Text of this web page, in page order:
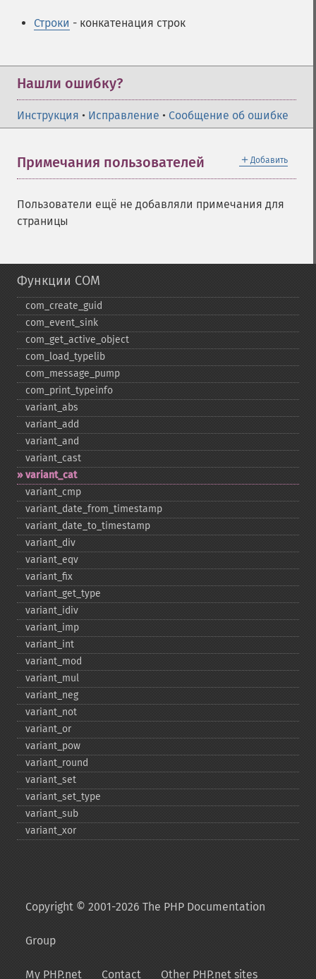
Строки - конкатенация строк
Нашли ошибку?
Инструкция • Исправление • Сообщение об ошибке
＋ Добавить
Примечания пользователей
Пользователи ещё не добавляли примечания для
страницы
Функции COM
com_​create_​guid
com_​event_​sink
com_​get_​active_​object
com_​load_​typelib
com_​message_​pump
com_​print_​typeinfo
variant_​abs
variant_​add
variant_​and
variant_​cast
variant_​cat
variant_​cmp
variant_​date_​from_​timestamp
variant_​date_​to_​timestamp
variant_​div
variant_​eqv
variant_​fix
variant_​get_​type
variant_​idiv
variant_​imp
variant_​int
variant_​mod
variant_​mul
variant_​neg
variant_​not
variant_​or
variant_​pow
variant_​round
variant_​set
variant_​set_​type
variant_​sub
variant_​xor
Copyright © 2001-2026 The PHP Documentation
Group
My PHP.net Contact Other PHP.net sites